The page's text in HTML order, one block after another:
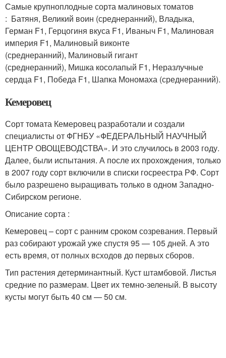
Самые крупноплодные сорта малиновых томатов
: Батяня, Великий воин (среднеранний), Владыка,
Герман F1, Герцогиня вкуса F1, Иваныч F1, Малиновая
империя F1, Малиновый виконте
(среднеранний), Малиновый гигант
(среднеранний), Мишка косолапый F1, Неразлучные
сердца F1, Победа F1, Шапка Мономаха (среднеранний).
Кемеровец
Сорт томата Кемеровец разработали и создали
специалисты от ФГНБУ «ФЕДЕРАЛЬНЫЙ НАУЧНЫЙ
ЦЕНТР ОВОЩЕВОДСТВА». И это случилось в 2003 году.
Далее, были испытания. А после их прохождения, только
в 2007 году сорт включили в списки госреестра РФ. Сорт
было разрешено выращивать только в одном Западно-
Сибирском регионе.
Описание сорта :
Кемеровец – сорт с ранним сроком созревания. Первый
раз собирают урожай уже спустя 95 — 105 дней. А это
есть время, от полных всходов до первых сборов.
Тип растения детерминантный. Куст штамбовой. Листья
средние по размерам. Цвет их темно-зеленый. В высоту
кусты могут быть 40 см — 50 см.